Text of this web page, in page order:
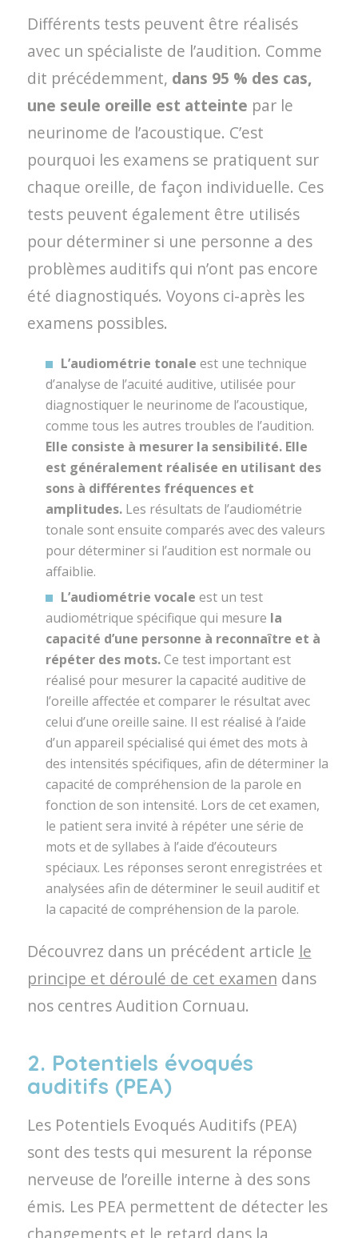
Différents tests peuvent être réalisés
avec un spécialiste de l’audition. Comme
dit précédemment, dans 95 % des cas,
une seule oreille est atteinte par le
neurinome de l’acoustique. C’est
pourquoi les examens se pratiquent sur
chaque oreille, de façon individuelle. Ces
tests peuvent également être utilisés
pour déterminer si une personne a des
problèmes auditifs qui n’ont pas encore
été diagnostiqués. Voyons ci-après les
examens possibles.
L’audiométrie tonale est une technique
d’analyse de l’acuité auditive, utilisée pour
diagnostiquer le neurinome de l’acoustique,
comme tous les autres troubles de l’audition.
Elle consiste à mesurer la sensibilité. Elle
est généralement réalisée en utilisant des
sons à différentes fréquences et
amplitudes.Les résultats de l’audiométrie
tonale sont ensuite comparés avec des valeurs
pour déterminer si l’audition est normale ou
affaiblie.
L’audiométrie vocale est un test
audiométrique spécifique qui mesure la
capacité d’une personne à reconnaître et à
répéter des mots.Ce test important est
réalisé pour mesurer la capacité auditive de
l’oreille affectée et comparer le résultat avec
celui d’une oreille saine. Il est réalisé à l’aide
d’un appareil spécialisé qui émet des mots à
des intensités spécifiques, afin de déterminer la
capacité de compréhension de la parole en
fonction de son intensité. Lors de cet examen,
le patient sera invité à répéter une série de
mots et de syllabes à l’aide d’écouteurs
spéciaux. Les réponses seront enregistrées et
analysées afin de déterminer le seuil auditif et
la capacité de compréhension de la parole.
Découvrez dans un précédent article le
principe et déroulé de cet examen dans
nos centres Audition Cornuau.
2. Potentiels évoqués
auditifs (PEA)
Les Potentiels Evoqués Auditifs (PEA)
sont des tests qui mesurent la réponse
nerveuse de l’oreille interne à des sons
émis. Les PEA permettent de détecter les
changements et le retard dans la